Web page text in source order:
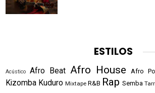
ESTILOS
Acústico Afro Beat Afro House Afro
Kizomba Kuduro Mixtape R&B Rap Semba